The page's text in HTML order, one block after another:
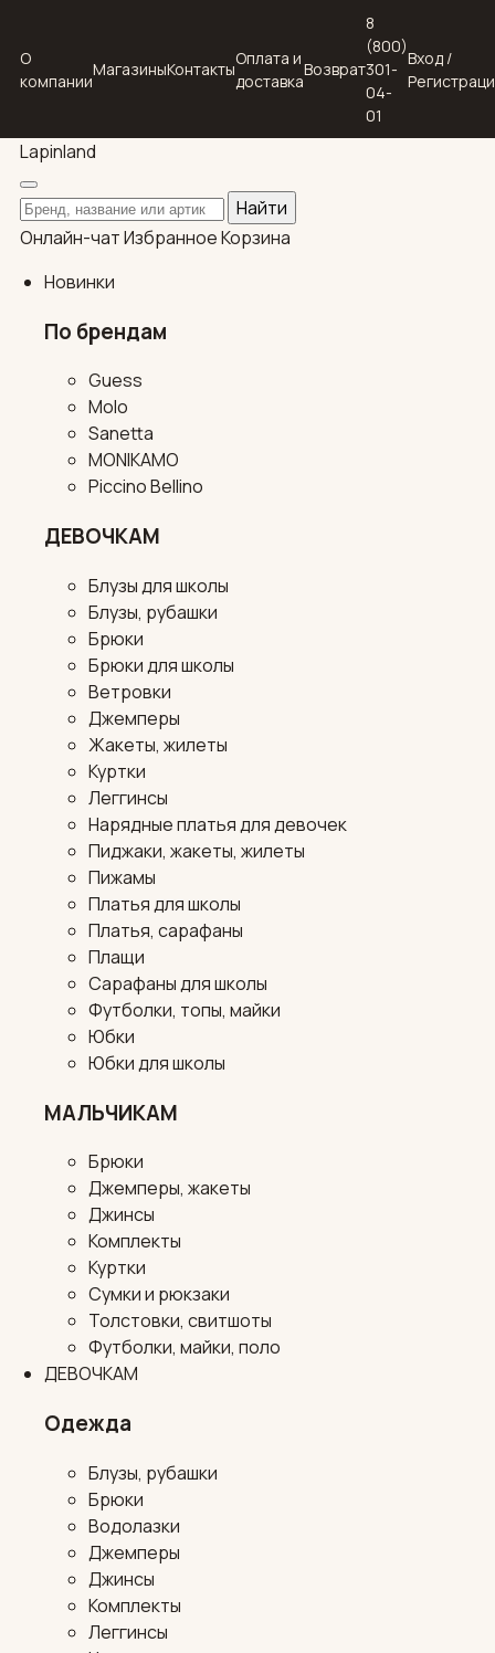
О
компании
МагазиныКонтакты
Оплата и
доставка
Возврат
8
(800)
301-
04-
01
Вход /
Lapinland
Поиск по каталогу
Найти
Онлайн-чатИзбранноеКорзина
Новинки
По брендам
Guess
Molo
Sanetta
MONIKAMO
Piccino Bellino
ДЕВОЧКАМ
Блузы для школы
Блузы, рубашки
Брюки
Брюки для школы
Ветровки
Джемперы
Жакеты, жилеты
Куртки
Леггинсы
Нарядные платья для девочек
Пиджаки, жакеты, жилеты
Пижамы
Платья для школы
Платья, сарафаны
Плащи
Сарафаны для школы
Футболки, топы, майки
Юбки
Юбки для школы
МАЛЬЧИКАМ
Брюки
Джемперы, жакеты
Джинсы
Комплекты
Куртки
Сумки и рюкзаки
Толстовки, свитшоты
Футболки, майки, поло
ДЕВОЧКАМ
Одежда
Блузы, рубашки
Брюки
Водолазки
Джемперы
Джинсы
Комплекты
Леггинсы